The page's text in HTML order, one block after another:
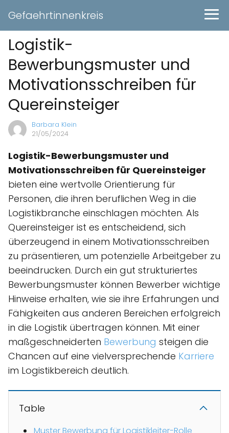
Gefaehrtinnenkreis
Logistik-
Bewerbungsmuster und
Motivationsschreiben für
Quereinsteiger
Barbara Klein
21/05/2024
Logistik-Bewerbungsmuster und
Motivationsschreiben für Quereinsteiger
bieten eine wertvolle Orientierung für
Personen, die ihren beruflichen Weg in die
Logistikbranche einschlagen möchten. Als
Quereinsteiger ist es entscheidend, sich
überzeugend in einem Motivationsschreiben
zu präsentieren, um potenzielle Arbeitgeber zu
beeindrucken. Durch ein gut strukturiertes
Bewerbungsmuster können Bewerber wichtige
Hinweise erhalten, wie sie ihre Erfahrungen und
Fähigkeiten aus anderen Bereichen erfolgreich
in die Logistik übertragen können. Mit einer
maßgeschneiderten Bewerbung steigen die
Chancen auf eine vielversprechende Karriere
im Logistikbereich deutlich.
Table